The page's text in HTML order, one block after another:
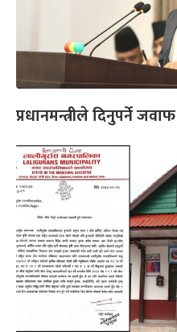
प्रधानमन्त्रीले दिनुपर्ने